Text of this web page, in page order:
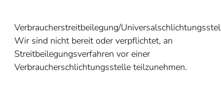
Verbraucherstreitbeilegung/
Wir sind nicht bereit oder verpflichtet, an
Streitbeilegungsverfahren vor einer
Verbraucherschlichtungsstelle teilzunehmen.